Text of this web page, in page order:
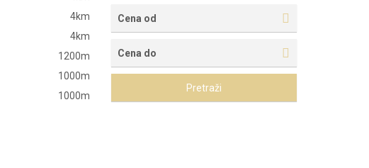
4km
4km
1200m
1000m
1000m
Cena od
Cena do
Pretraži